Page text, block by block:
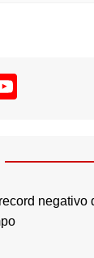
T
u
negativo